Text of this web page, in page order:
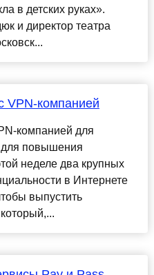
в детских руках».
и директор театра
VPN-компанией
компанией для
для повышения
неделе два крупных
в Интернете
выпустить